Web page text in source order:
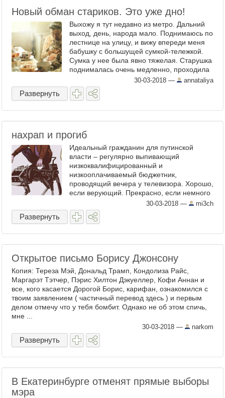
Новый обман стариков. Это уже дно!
Выхожу я тут недавно из метро. Дальний
выход, день, народа мало. Поднимаюсь по
лестнице на улицу, и вижу впереди меня
бабушку с большущей сумкой-тележкой.
Сумка у нее была явно тяжелая. Старушка
поднималась очень медленно, проходила
буквально несколько ступенек и
останавливалась ...
30-03-2018 — annataliya
Развернуть
нахрап и прогиб
Идеальный гражданин для путинской
власти – регулярно выпивающий
низкоквалифицированный и
низкооплачиваемый бюджетник,
проводящий вечера у телевизора. Хорошо,
если верующий. Прекрасно, если немного
приворовывающий. Вообще замечательно,
если с двумя-тремя кредитами. А совсем
идеально – ...
30-03-2018 — mi3ch
Развернуть
Открытое письмо Борису Джонсону
Копия: Тереза Мэй, Дональд Трамп, Кондолиза Райс,
Маргарэт Тэтчер, Пэрис Хилтон Дэкуеллер, Кофи Аннан и
все, кого касается Дорогой Борис, карифан, ознакомился с
твоим заявлением ( частичный перевод здесь ) и первым
делом отмечу что у тебя бомбит. Однако не об этом спичь,
мне ...
30-03-2018 — narkom
Развернуть
В Екатеринбурге отменят прямые выборы
мэра